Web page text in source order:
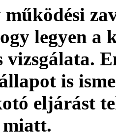
legyen
vizsgálata.
állapot is
eljárást
miatt.